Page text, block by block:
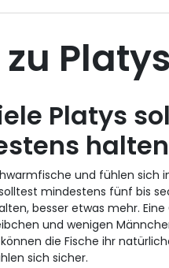
zu Platys
Platys
und fühlen sich
mindestens fünf bis
besser etwas mehr.
und wenigen
die Fische ihr
sich sicher.